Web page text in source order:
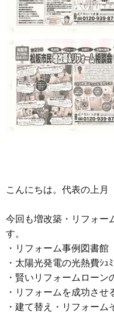
こんにちは。代表の上月
今回も増改築・リフォー
す。
・リフォーム事例図書館
・太陽光発電の光熱費ｼｭ
・賢いリフォームローン
・リフォームを成功さ
・建て替え・リフォー